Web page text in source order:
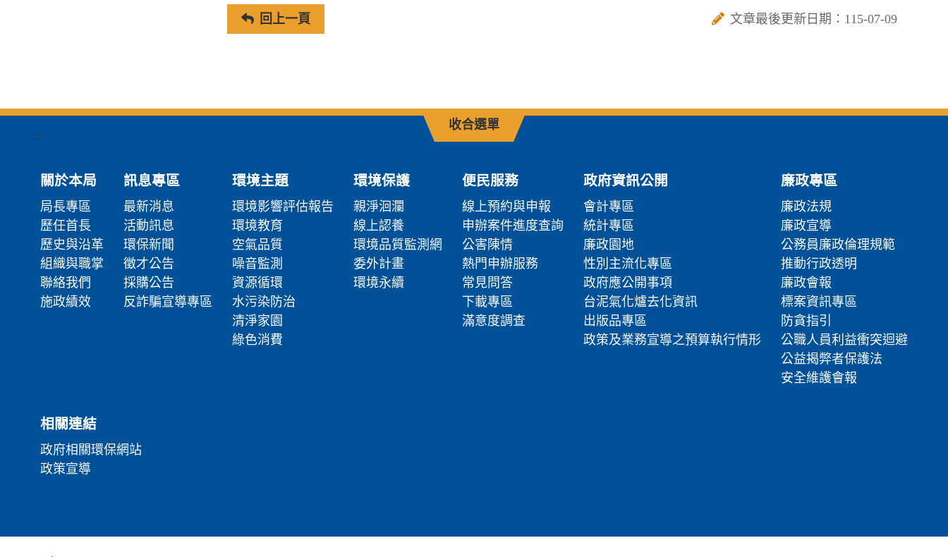
回上一頁 文章最後更新日期：115-07-09
收合選單
:::
關於本局
局長專區
歷任首長
歷史與沿革
組織與職掌
聯絡我們
施政績效
訊息專區
最新消息
活動訊息
環保新聞
徵才公告
採購公告
反詐騙宣導專區
環境主題
環境影響評估報告
環境教育
空氣品質
噪音監測
資源循環
水污染防治
清淨家園
綠色消費
環境保護
親淨洄瀾
線上認養
環境品質監測網
委外計畫
環境永續
便民服務
線上預約與申報
申辦案件進度查詢
公害陳情
熱門申辦服務
常見問答
下載專區
滿意度調查
政府資訊公開
會計專區
統計專區
廉政園地
性別主流化專區
政府應公開事項
台泥氣化爐去化資訊
出版品專區
政策及業務宣導之預算執行情形
廉政專區
廉政法規
廉政宣導
公務員廉政倫理規範
推動行政透明
廉政會報
標案資訊專區
防貪指引
公職人員利益衝突迴避
公益揭弊者保護法
安全維護會報
相關連結
政府相關環保網站
政策宣導